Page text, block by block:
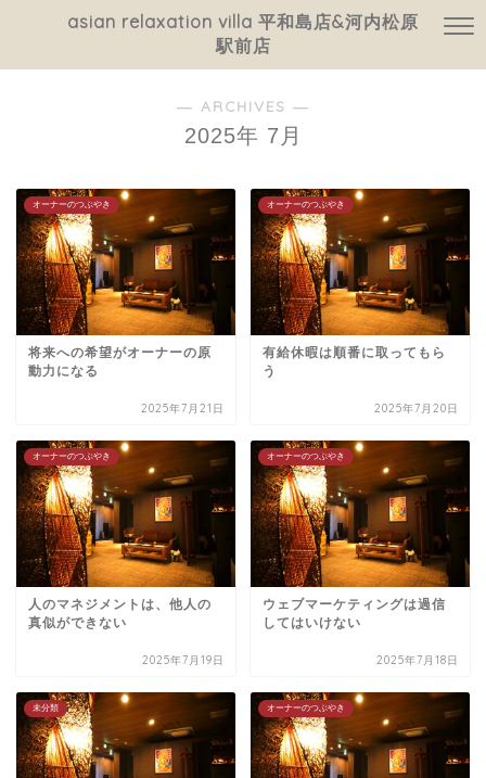
asian relaxation villa 平和島店&河内松原
駅前店
― ARCHIVES ―
2025年 7月
オーナーのつぶやき
将来への希望がオーナーの原
動力になる
2025年7月21日
オーナーのつぶやき
有給休暇は順番に取ってもら
う
2025年7月20日
オーナーのつぶやき
人のマネジメントは、他人の
真似ができない
2025年7月19日
オーナーのつぶやき
ウェブマーケティングは過信
してはいけない
2025年7月18日
未分類 オーナーのつぶやき